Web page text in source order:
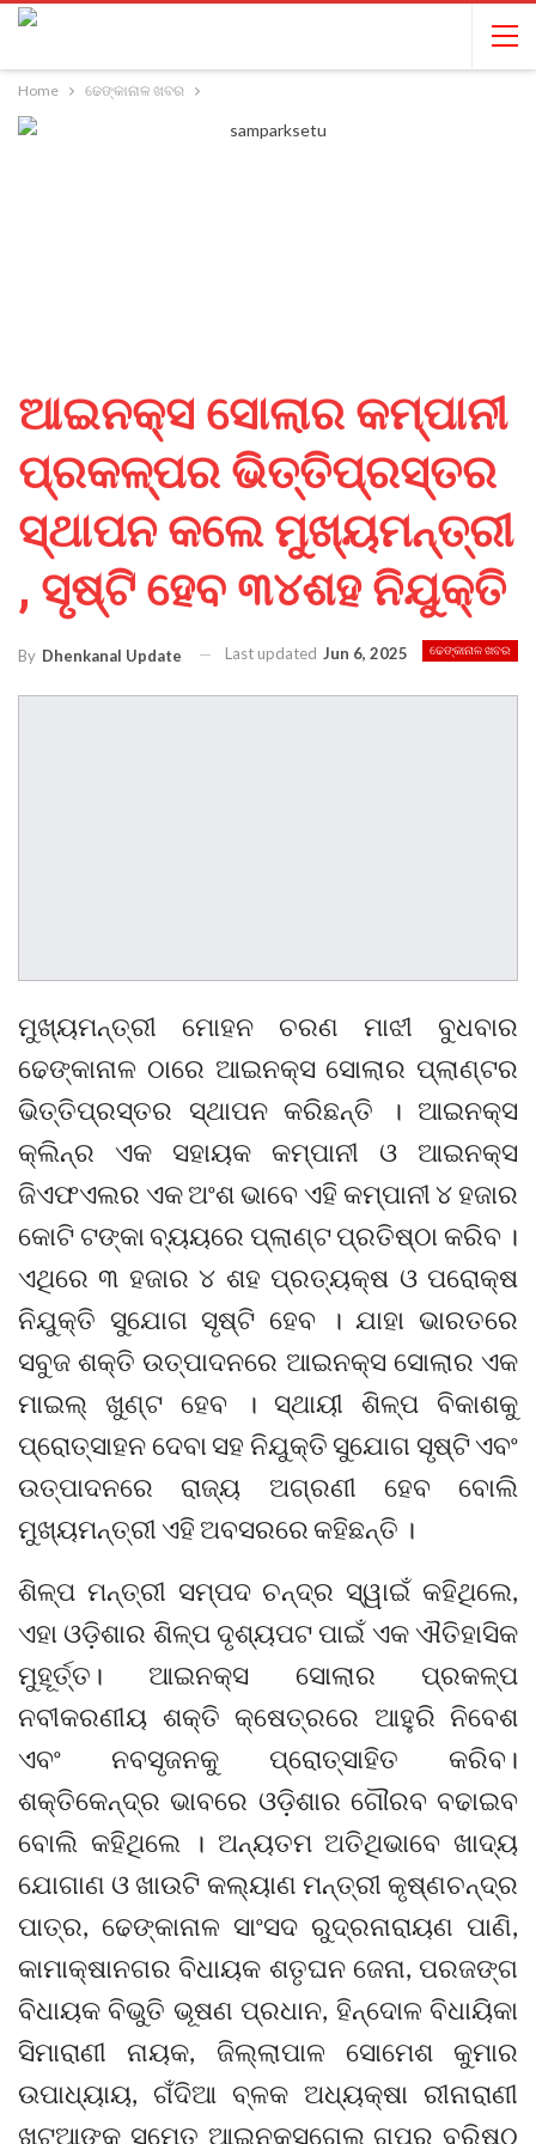
Home ଢେଙ୍କାନାଳ ଖବର
ଆଇନକ୍ସ ସୋଲାର କମ୍ପାନୀ
ପ୍ରକଳ୍ପର ଭିତ୍ତିପ୍ରସ୍ତର
ସ୍ଥାପନ କଲେ ମୁଖ୍ୟମନ୍ତ୍ରୀ
, ସୃଷ୍ଟି ହେବ ୩୪ଶହ ନିଯୁକ୍ତି
ଢେଙ୍କାନାଳ ଖବର
By Dhenkanal Update Last updated Jun 6, 2025
ମୁଖ୍ୟମନ୍ତ୍ରୀ ମୋହନ ଚରଣ ମାଝୀ ବୁଧବାର
ଢେଙ୍କାନାଳ ଠାରେ ଆଇନକ୍ସ ସୋଲାର ପ୍ଲାଣ୍ଟର
ଭିତ୍ତିପ୍ରସ୍ତର ସ୍ଥାପନ କରିଛନ୍ତି । ଆଇନକ୍ସ
କ୍ଲିନ୍‌ର ଏକ ସହାୟକ କମ୍ପାନୀ ଓ ଆଇନକ୍ସ
ଜିଏଫଏଲର ଏକ ଅଂଶ ଭାବେ ଏହି କମ୍ପାନୀ ୪ ହଜାର
କୋଟି ଟଙ୍କା ବ୍ୟୟରେ ପ୍ଲାଣ୍ଟ ପ୍ରତିଷ୍ଠା କରିବ ।
ଏଥିରେ ୩ ହଜାର ୪ ଶହ ପ୍ରତ୍ୟକ୍ଷ ଓ ପରୋକ୍ଷ
ନିଯୁକ୍ତି ସୁଯୋଗ ସୃଷ୍ଟି ହେବ । ଯାହା ଭାରତରେ
ସବୁଜ ଶକ୍ତି ଉତ୍ପାଦନରେ ଆଇନକ୍ସ ସୋଲାର ଏକ
ମାଇଲ୍ ଖୁଣ୍ଟ ହେବ । ସ୍ଥାୟୀ ଶିଳ୍ପ ବିକାଶକୁ
ପ୍ରୋତ୍ସାହନ ଦେବା ସହ ନିଯୁକ୍ତି ସୁଯୋଗ ସୃଷ୍ଟି ଏବଂ
ଉତ୍ପାଦନରେ ରାଜ୍ୟ ଅଗ୍ରଣୀ ହେବ ବୋଲି
ମୁଖ୍ୟମନ୍ତ୍ରୀ ଏହି ଅବସରରେ କହିଛନ୍ତି ।
ଶିଳ୍ପ ମନ୍ତ୍ରୀ ସମ୍ପଦ ଚନ୍ଦ୍ର ସ୍ୱାଇଁ କହିଥିଲେ,
ଏହା ଓଡ଼ିଶାର ଶିଳ୍ପ ଦୃଶ୍ୟପଟ ପାଇଁ ଏକ ଐତିହାସିକ
ମୁହୂର୍ତ୍ତ। ଆଇନକ୍ସ ସୋଲାର ପ୍ରକଳ୍ପ
ନବୀକରଣୀୟ ଶକ୍ତି କ୍ଷେତ୍ରରେ ଆହୁରି ନିବେଶ
ଏବଂ ନବସୃଜନକୁ ପ୍ରୋତ୍ସାହିତ କରିବ।
ଶକ୍ତିକେନ୍ଦ୍ର ଭାବରେ ଓଡ଼ିଶାର ଗୌରବ ବଢାଇବ
ବୋଲି କହିଥିଲେ । ଅନ୍ୟତମ ଅତିଥିଭାବେ ଖାଦ୍ୟ
ଯୋଗାଣ ଓ ଖାଉଟି କଲ୍ୟାଣ ମନ୍ତ୍ରୀ କୃଷ୍ଣଚନ୍ଦ୍ର
ପାତ୍ର, ଢେଙ୍କାନାଳ ସାଂସଦ ରୁଦ୍ରନାରାୟଣ ପାଣି,
କାମାକ୍ଷାନଗର ବିଧାୟକ ଶତୃଘନ ଜେନା, ପରଜଙ୍ଗ
ବିଧାୟକ ବିଭୁତି ଭୂଷଣ ପ୍ରଧାନ, ହିନ୍ଦୋଳ ବିଧାୟିକା
ସିମାରାଣୀ ନାୟକ, ଜିଲ୍ଲାପାଳ ସୋମେଶ କୁମାର
ଉପାଧ୍ୟାୟ, ଗଁଦିଆ ବ୍ଳକ ଅଧ୍ୟକ୍ଷା ରୀନାରାଣୀ
ଖଟୁଆଙ୍କ ସମେତ ଆଇନକ୍ସଗେଲ୍ ଗୃପର ବରିଷ୍ଠ